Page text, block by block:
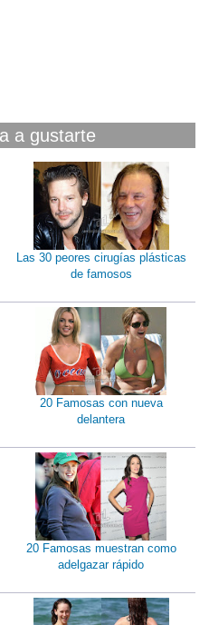
a gustarte
Las 30 peores cirugías plásticas
de famosos
20 Famosas con nueva
delantera
20 Famosas muestran como
adelgazar rápido